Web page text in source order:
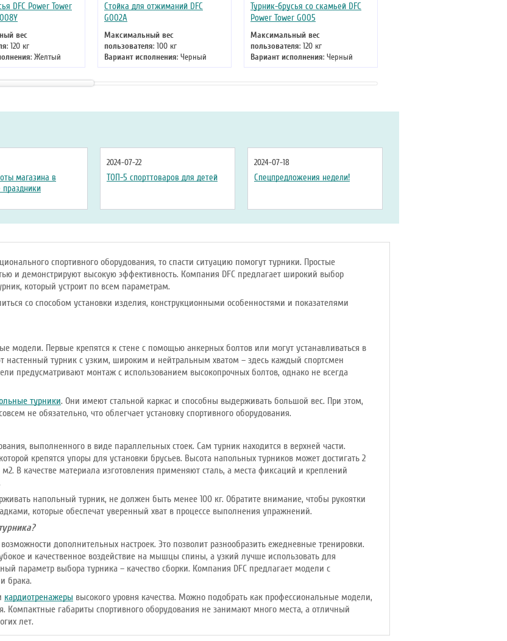
DFC Power Tower
вес
: 120 кг
: Желтый
Стойка для отжиманий DFC
G002A
Максимальный вес
пользователя: 100 кг
Вариант исполнения: Черный
Турник-брусья со скамьей DFC
Power Tower G005
Максимальный вес
пользователя: 120 кг
Вариант исполнения: Черный
магазина в
праздники
2024-07-22
ТОП-5 спорттоваров для детей
2024-07-18
Спецпредложения недели!
спортивного оборудования, то спасти ситуацию помогут турники. Простые
и демонстрируют высокую эффективность. Компания DFC предлагает широкий выбор
который устроит по всем параметрам.
со способом установки изделия, конструкционными особенностями и показателями
модели. Первые крепятся к стене с помощью анкерных болтов или могут устанавливаться в
настенный турник с узким, широким и нейтральным хватом – здесь каждый спортсмен
предусматривают монтаж с использованием высокопрочных болтов, однако не всегда
турники. Они имеют стальной каркас и способны выдерживать большой вес. При этом,
не обязательно, что облегчает установку спортивного оборудования.
выполненного в виде параллельных стоек. Сам турник находится в верхней части.
крепятся упоры для установки брусьев. Высота напольных турников может достигать 2
В качестве материала изготовления применяют сталь, а места фиксаций и креплений
напольный турник, не должен быть менее 100 кг. Обратите внимание, чтобы рукоятки
которые обеспечат уверенный хват в процессе выполнения упражнений.
дополнительных настроек. Это позволит разнообразить ежедневные тренировки.
и качественное воздействие на мышцы спины, а узкий лучше использовать для
параметр выбора турника – качество сборки. Компания DFC предлагает модели с
брака.
кардиотренажеры высокого уровня качества. Можно подобрать как профессиональные модели,
Компактные габариты спортивного оборудования не занимают много места, а отличный
лет.